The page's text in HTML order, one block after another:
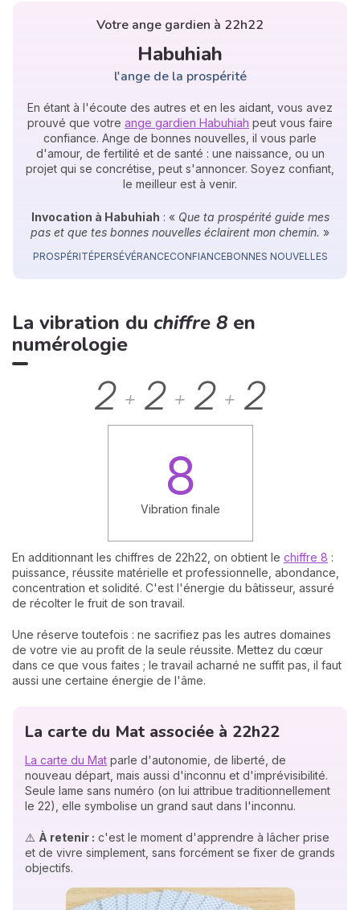
Votre ange gardien à 22h22
Habuhiah
l'ange de la prospérité
En étant à l'écoute des autres et en les aidant, vous avez
prouvé que votre ange gardien Habuhiah peut vous faire
confiance. Ange de bonnes nouvelles, il vous parle
d'amour, de fertilité et de santé : une naissance, ou un
projet qui se concrétise, peut s'annoncer. Soyez confiant,
le meilleur est à venir.
Invocation à Habuhiah : « Que ta prospérité guide mes
pas et que tes bonnes nouvelles éclairent mon chemin. »
PROSPÉRITÉPERSÉVÉRANCECONFIANCEBONNES NOUVELLES
La vibration du chiffre 8 en
numérologie
2 + 2 + 2 + 2
8
Vibration finale
En additionnant les chiffres de 22h22, on obtient le chiffre 8 :
puissance, réussite matérielle et professionnelle, abondance,
concentration et solidité. C'est l'énergie du bâtisseur, assuré
de récolter le fruit de son travail.
Une réserve toutefois : ne sacrifiez pas les autres domaines
de votre vie au profit de la seule réussite. Mettez du cœur
dans ce que vous faites ; le travail acharné ne suffit pas, il faut
aussi une certaine énergie de l'âme.
La carte du Mat associée à 22h22
La carte du Mat parle d'autonomie, de liberté, de
nouveau départ, mais aussi d'inconnu et d'imprévisibilité.
Seule lame sans numéro (on lui attribue traditionnellement
le 22), elle symbolise un grand saut dans l'inconnu.
⚠️ À retenir : c'est le moment d'apprendre à lâcher prise
et de vivre simplement, sans forcément se fixer de grands
objectifs.